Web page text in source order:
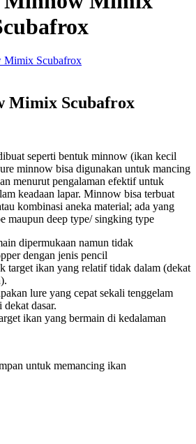
Mimix Scubafrox
seperti bentuk minnow (ikan kecil
minnow bisa digunakan untuk mancing
menurut pengalaman efektif untuk
keadaan lapar. Minnow bisa terbuat
kombinasi aneka material; ada yang
maupun deep type/ singking type
dipermukaan namun tidak
dengan jenis pencil
target ikan yang relatif tidak dalam (dekat
lure yang cepat sekali tenggelam
dasar.
ikan yang bermain di kedalaman
untuk memancing ikan